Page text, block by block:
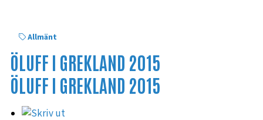
Allmänt
ÖLUFF I GREKLAND 2015
ÖLUFF I GREKLAND 2015